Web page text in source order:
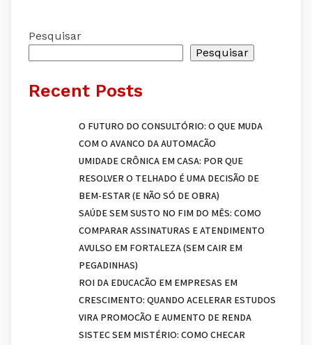
Pesquisar
Pesquisar
Recent Posts
O FUTURO DO CONSULTÓRIO: O QUE MUDA
COM O AVANÇO DA AUTOMAÇÃO
UMIDADE CRÔNICA EM CASA: POR QUE
RESOLVER O TELHADO É UMA DECISÃO DE
BEM-ESTAR (E NÃO SÓ DE OBRA)
SAÚDE SEM SUSTO NO FIM DO MÊS: COMO
COMPARAR ASSINATURAS E ATENDIMENTO
AVULSO EM FORTALEZA (SEM CAIR EM
PEGADINHAS)
ROI DA EDUCAÇÃO EM EMPRESAS EM
CRESCIMENTO: QUANDO ACELERAR ESTUDOS
VIRA PROMOÇÃO E AUMENTO DE RENDA
SISTEC SEM MISTÉRIO: COMO CHECAR